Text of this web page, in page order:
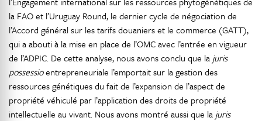
la FAO et l’Uruguay Round, le dernier cycle de négociation de
l’Accord général sur les tarifs douaniers et le commerce (GATT),
qui a abouti à la mise en place de l’OMC avec l’entrée en vigueur
de l’ADPIC. De cette analyse, nous avons conclu que la juris
possessioentrepreneuriale l’emportait sur la gestion des
ressources génétiques du fait de l’expansion de l’aspect de
propriété véhiculé par l’application des droits de propriété
intellectuelle au vivant. Nous avons montré aussi que la juris